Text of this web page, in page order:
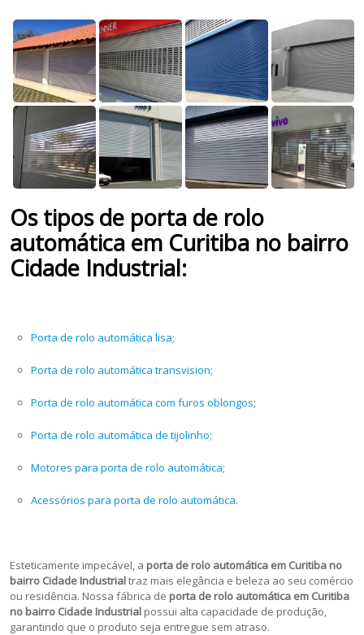
Os tipos de porta de rolo
automática em Curitiba no bairro
Cidade Industrial:
Porta de rolo automática lisa;
Porta de rolo automática transvision;
Porta de rolo automática com furos oblongos;
Porta de rolo automática de tijolinho;
Motores para porta de rolo automática;
Acessórios para porta de rolo automática.
Esteticamente impecável, a porta de rolo automática em Curitiba no
bairro Cidade Industrialtraz mais elegância e beleza ao seu comércio
ou residência. Nossa fábrica de porta de rolo automática em Curitiba
no bairro Cidade Industrial possui alta capacidade de produção,
garantindo que o produto seja entregue sem atraso.